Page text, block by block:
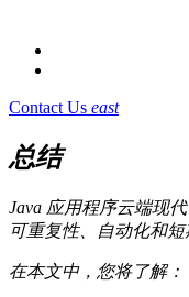
Contact Us east
总结
Java 应用程序云端现
可重复性、自动化和
在本文中，您将了解：